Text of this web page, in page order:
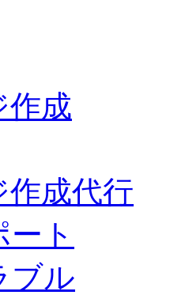
作成
成代行
ト
ブル